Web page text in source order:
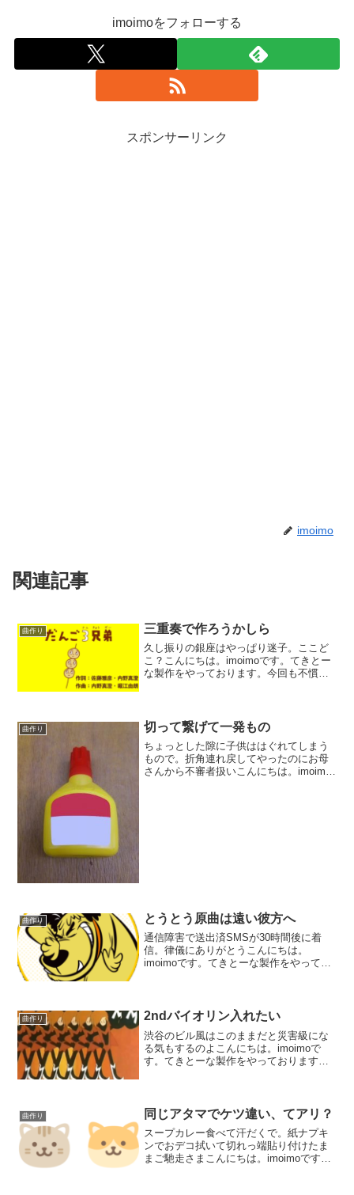
imoimoをフォローする
スポンサーリンク
imoimo
関連記事
曲作り 三重奏で作ろうかしら
久し振りの銀座はやっぱり迷子。ここど
こ？こんにちは。imoimoです。てきとー
な製作をやっております。今回も不慣れ
かないので、仮で...
曲作り 切って繋げて一発もの
ちょっとした隙に子供ははぐれてしまう
もので。折角連れ戻してやったのにお母
さんから不審者扱いこんにちは。imoimo
曲作り とうとう原曲は遠い彼方へ
通信障害で送出済SMSが30時間後に着
信。律儀にありがとうこんにちは。
imoimoです。てきとーな製作をやってお
いる所です。元々はア...
曲作り 2ndバイオリン入れたい
渋谷のビル風はこのままだと災害級にな
る気もするのよこんにちは。imoimoで
す。てきとーな製作をやっております。
オケ音源はあった方が...
曲作り 同じアタマでケツ違い、てアリ？
スープカレー食べて汗だくで。紙ナプキ
ンでおデコ拭いて切れっ端貼り付けたま
まご馳走さまこんにちは。imoimoです。